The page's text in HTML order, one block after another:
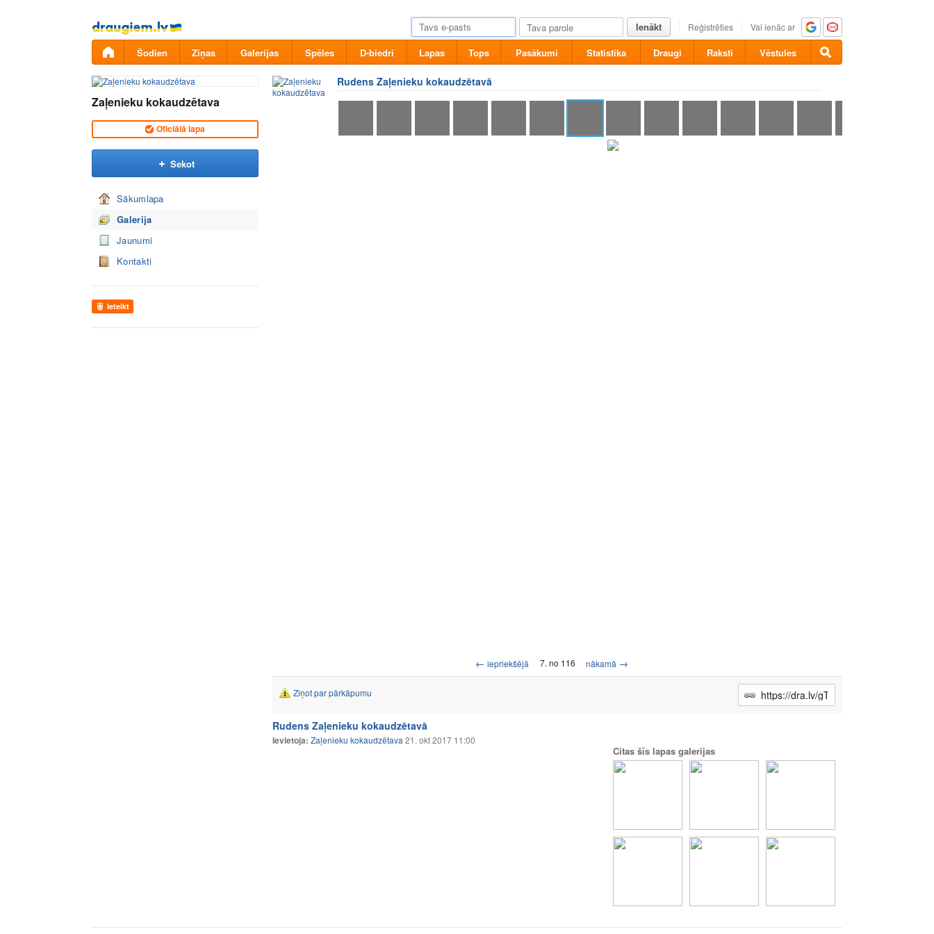
Pāriet
uz
saturu
Ienākt Reģistrēties Vai ienāc ar
Šodien Ziņas Galerijas Spēles D-biedri Lapas Tops Pasākumi Statistika Draugi Raksti Vēstules
Zaļenieku kokaudzētava
Oficiālā lapa
Sekot
Sākumlapa
Galerija
Jaunumi
Kontakti
Ieteikt
Rudens Zaļenieku kokaudzētavā
← iepriekšējā 7. no 116 nākamā →
Ziņot par pārkāpumu
Rudens Zaļenieku kokaudzētavā
Ievietoja: Zaļenieku kokaudzētava 21. okt 2017 11:00
Citas šīs lapas galerijas